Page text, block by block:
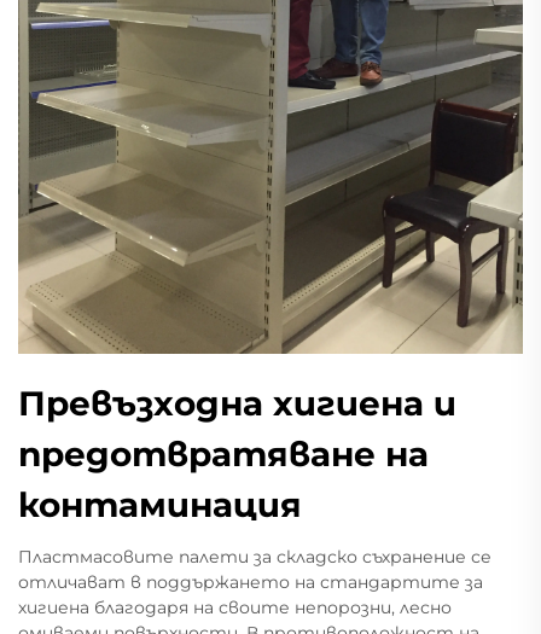
Превъзходна хигиена и
предотвратяване на
контаминация
Пластмасовите палети за складско съхранение се
отличават в поддържането на стандартите за
хигиена благодаря на своите непорозни, лесно